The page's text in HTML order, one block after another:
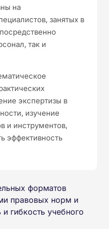
на
занятых в
так и
экспертизы в
изучение
и инструментов,
эффективность
форматов
правовых норм и
и гибкость учебного